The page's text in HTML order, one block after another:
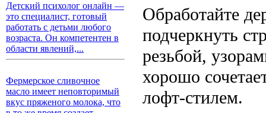
Детский психолог онлайн —
это специалист, готовый
работать с детьми любого
возраста. Он компетентен в
области явлений,...
Фермерское сливочное
масло имеет неповторимый
вкус пряженого молока, что
Обработайте
подчеркнуть
резьбой,
хорошо
лофт-стилем.